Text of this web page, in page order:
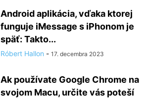
Android aplikácia, vďaka ktorej
funguje iMessage s iPhonom je
späť: Takto...
Róbert Hallon - 17. decembra 2023
Ak používate Google Chrome na
svojom Macu, určite vás poteší